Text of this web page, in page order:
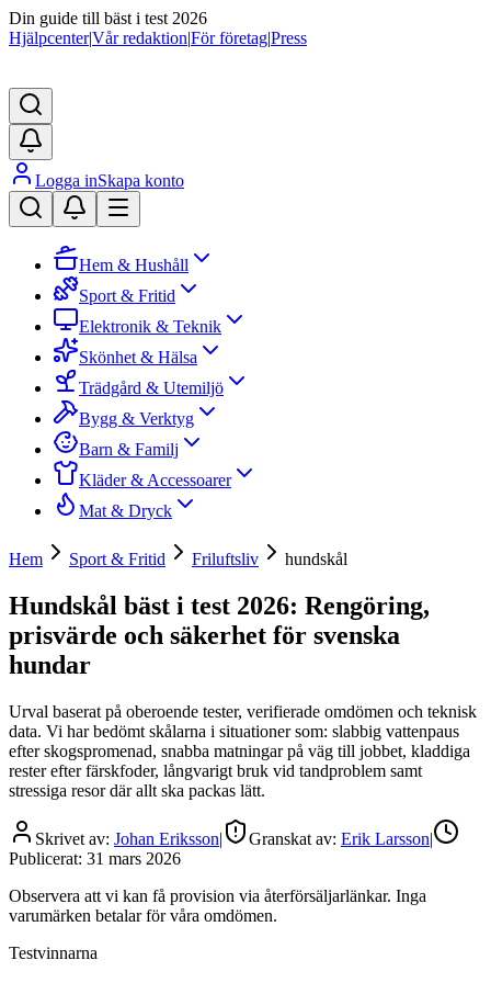
Din guide till bäst i test 2026
Hjälpcenter|Vår redaktion|För företag|Press
Logga inSkapa konto
Hem & Hushåll
Sport & Fritid
Elektronik & Teknik
Skönhet & Hälsa
Trädgård & Utemiljö
Bygg & Verktyg
Barn & Familj
Kläder & Accessoarer
Mat & Dryck
Hem Sport & Fritid Friluftsliv hundskål
Hundskål bäst i test 2026: Rengöring,
prisvärde och säkerhet för svenska
hundar
Urval baserat på oberoende tester, verifierade omdömen och teknisk
data. Vi har bedömt skålarna i situationer som: slabbig vattenpaus
efter skogspromenad, snabba matningar på väg till jobbet, kladdiga
rester efter färskfoder, långvarigt bruk vid tandproblem samt
stressiga resor där allt ska packas lätt.
Skrivet av: Johan Eriksson| Granskat av: Erik Larsson|
Publicerat: 31 mars 2026
Observera att vi kan få provision via återförsäljarlänkar. Inga
varumärken betalar för våra omdömen.
Testvinnarna